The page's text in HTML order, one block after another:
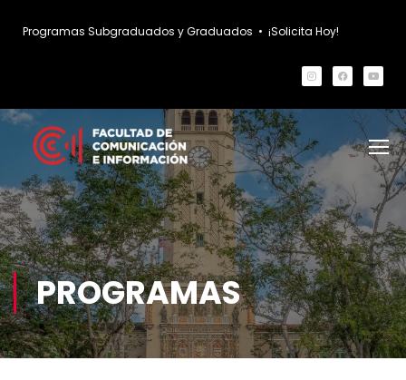
Programas Subgraduados y Graduados • ¡Solicita Hoy!
PROGRAMAS